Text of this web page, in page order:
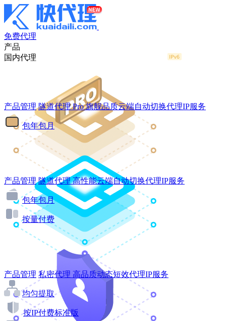
免费代理
产品
国内代理
产品管理 隧道代理Pro 旗舰品质云端自动切换代理IP服务
包年包月
产品管理 隧道代理 高性能云端自动切换代理IP服务
包年包月
按量付费
产品管理 私密代理 高品质动态短效代理IP服务
均匀提取
按IP付费标准版